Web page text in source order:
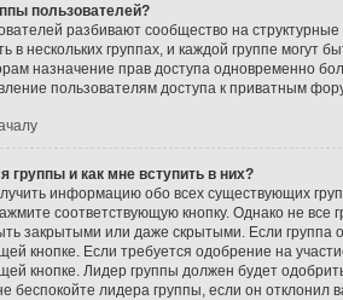
пользователей?
разбивают сообщество на
в нескольких группах, и каждой группе могут
назначение прав доступа одновременно
пользователям доступа к приватным
группы и как мне вступить в них?
информацию обо всех существующих
соответствующую кнопку. Однако не
закрытыми или даже скрытыми. Если
кнопке. Если требуется одобрение на
кнопке. Лидер группы должен будет
беспокойте лидера группы, если он отклонил